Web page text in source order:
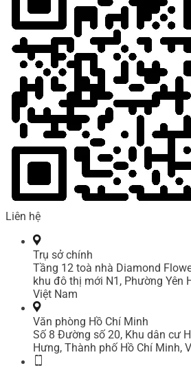
Liên hệ
Trụ sở chính
Tầng 12 toà nhà Diamond
khu đô thị mới N1, Phường Yên
Việt Nam
Văn phòng Hồ Chí Minh
Số 8 Đường số 20, Khu dân cư
Hưng, Thành phố Hồ Chí Minh,